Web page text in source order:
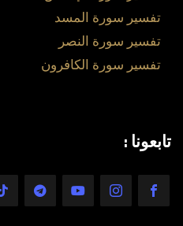
تفسير سورة المسد
تفسير سورة النصر
تفسير سورة الكافرون
تابعونا :